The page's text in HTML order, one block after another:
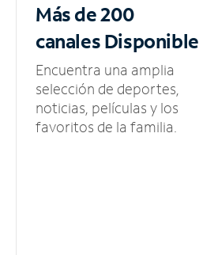
Más de 200
canalesDisponible
Encuentra una amplia
selección de deportes,
noticias, películas y los
favoritos de la familia.